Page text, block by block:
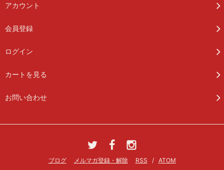
アカウント
会員登録
ログイン
カートを見る
お問い合わせ
ブログ メルマガ登録・解除 RSS / ATOM